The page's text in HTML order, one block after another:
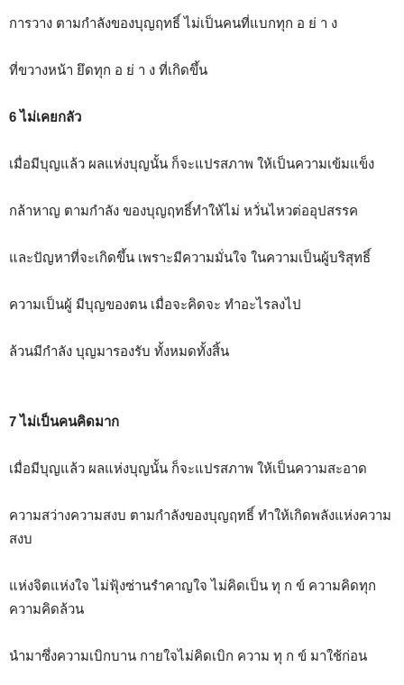
การวาง ตามกำลังของบุญฤทธิ์ ไม่เป็นคนที่แบกทุก อ ย่ า ง
ที่ขวางหน้า ยึดทุก อ ย่ า ง ที่เกิดขึ้น
6 ไม่เคยกลัว
เมื่อมีบุญแล้ว ผลแห่งบุญนั้น ก็จะแปรสภาพ ให้เป็นความเข้มแข็ง
กล้าหาญ ตามกำลัง ของบุญฤทธิ์ทำให้ไม่ หวั่นไหวต่ออุปสรรค
และปัญหาที่จะเกิดขึ้น เพราะมีความมั่นใจ ในความเป็นผู้บริสุทธิ์
ความเป็นผู้ มีบุญของตน เมื่อจะคิดจะ ทำอะไรลงไป
ล้วนมีกำลัง บุญมารองรับ ทั้งหมดทั้งสิ้น
7 ไม่เป็นคนคิดมาก
เมื่อมีบุญแล้ว ผลแห่งบุญนั้น ก็จะแปรสภาพ ให้เป็นความสะอาด
ความสว่างความสงบ ตามกำลังของบุญฤทธิ์ ทำให้เกิดพลังแห่งความ
สงบ
แห่งจิตแห่งใจ ไม่ฟุ้งซ่านรำคาญใจ ไม่คิดเป็น ทุ ก ข์ ความคิดทุก
ความคิดล้วน
นำมาซึ่งความเบิกบาน กายใจไม่คิดเบิก ความ ทุ ก ข์ มาใช้ก่อน